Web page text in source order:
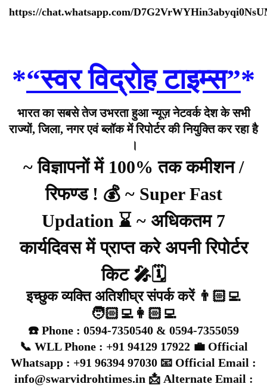
https://chat.whatsapp.com/
*“स्वर विद्रोह टाइम्स”*
भारत का सबसे तेज उभरता हुआ न्यूज़ नेटवर्क देश के सभी
राज्यों, जिला, नगर एवं ब्लॉक में रिपोर्टर की नियुक्ति कर रहा है
।
~ विज्ञापनों में 100% तक कमीशन /
रिफण्ड ! 💰 ~ Super Fast
Updation ⌛ ~ अधिकतम 7
कार्यदिवस में प्राप्त करे अपनी रिपोर्टर
किट 🎤🗓️
इच्छुक व्यक्ति अतिशीघ्र संपर्क करें 👨🏻‍💻
🧑🏻‍💻👩🏻‍💻
☎️ Phone : 0594-7350540 & 0594-7355059
📞 WLL Phone : +91 94129 17922 💼 Official
Whatsapp : +91 96394 97030 📧 Official Email :
info@swarvidrohtimes.in 📩 Alternate Email :